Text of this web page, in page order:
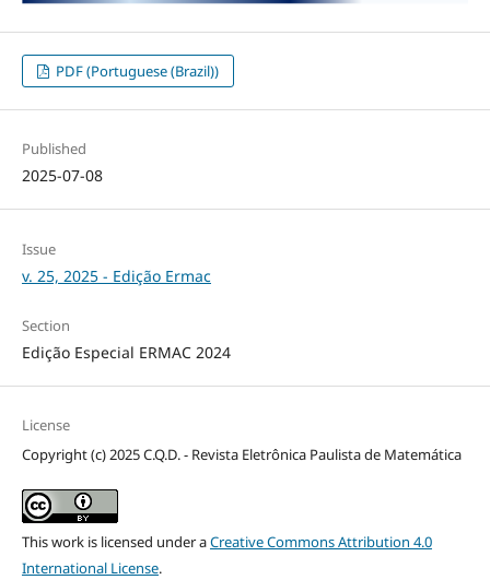
PDF (Portuguese (Brazil))
Published
2025-07-08
Issue
v. 25, 2025 - Edição Ermac
Section
Edição Especial ERMAC 2024
License
Copyright (c) 2025 C.Q.D. - Revista Eletrônica Paulista de Matemática
This work is licensed under aCreative Commons Attribution 4.0
International License.